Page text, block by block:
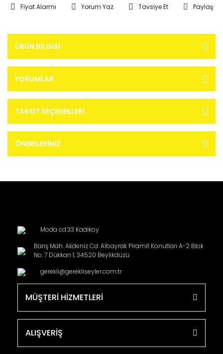
Fiyat Alarmı Yorum Yaz Tavsiye Et Paylaş
ÜRÜN BILGISI
YORUMLAR
TAKSIT SEÇENEKLERI
ÖNERILERINIZ
Moda cd.33 Kadikoy
Barış Mah. Akdeniz Cd. Albayrak Piramit Konutları A-2 Blok
No: 7 Dükkan 1, 34520 Beylikdüzü
gerekli@gerekliseyler.com.tr
MÜŞTERİ HİZMETLERİ
ALIŞVERİŞ